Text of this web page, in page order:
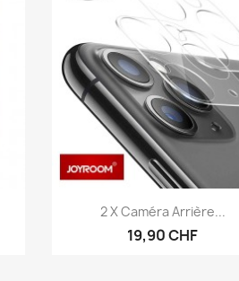
Aperçu rapide
2 X Caméra Arrière...
19,90 CHF